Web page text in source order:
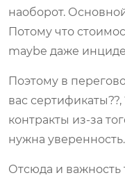
наоборот.
Потому что
maybe даже
Поэтому в
вас
контракты из-за
нужна
Отсюда и важность